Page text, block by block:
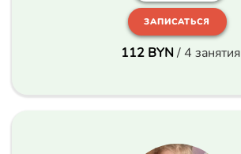
ЗАПИСАТЬСЯ
112 BYN/ 4 занятия